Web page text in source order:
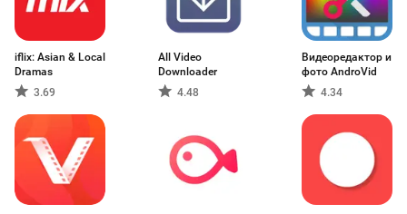
iflix: Asian & Local
Dramas
3.69
All Video
Downloader
4.48
Видеоредактор и
фото AndroVid
4.34